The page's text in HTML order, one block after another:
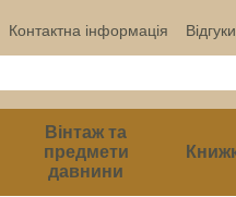
Контактна інформація
Вінтаж та
предмети
давнини